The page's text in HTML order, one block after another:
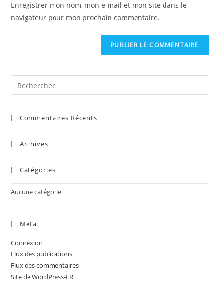
Enregistrer mon nom, mon e-mail et mon site dans le
navigateur pour mon prochain commentaire.
Commentaires Récents
Archives
Catégories
Aucune catégorie
Méta
Connexion
Flux des publications
Flux des commentaires
Site de WordPress-FR